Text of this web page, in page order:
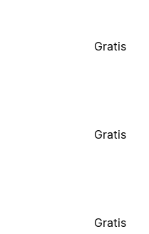
Gratis
Gratis
Gratis